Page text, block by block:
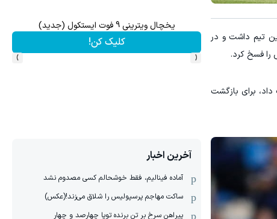
تیم داشت و در
برای بازگشت
| ارسال از داروخانه های معتبر
ثبت نام کنید
‹
›
آخرین اخبار
آماده فینالیم، فقط خوشحالم کسی مصدوم نشد
ساکت مهاجم پرسپولیس را شلاق می‌زند!(عکس)
پیراهن سرخ بر تن برنده توپا چهارصد و چهار